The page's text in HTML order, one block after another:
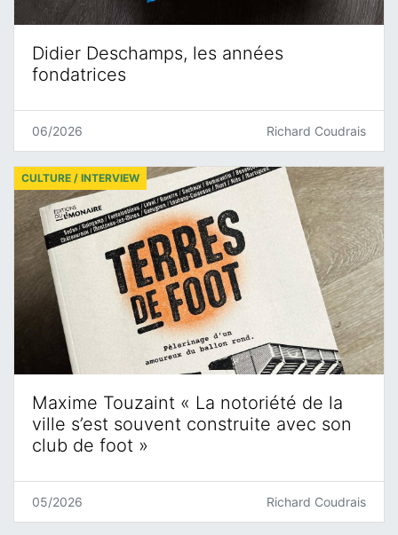
Didier Deschamps, les années
fondatrices
06/2026 Richard Coudrais
Maxime Touzaint « La notoriété de la
ville s’est souvent construite avec son
club de foot »
CULTURE / INTERVIEW
05/2026 Richard Coudrais